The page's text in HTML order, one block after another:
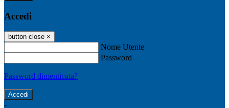
Accedi
button close ×
Nome Utente
Password
Password dimenticata?
-